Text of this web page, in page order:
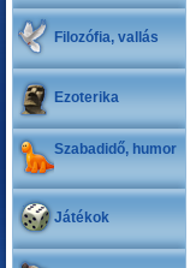
Filozófia, vallás
Ezoterika
Szabadidő, humor
Játékok